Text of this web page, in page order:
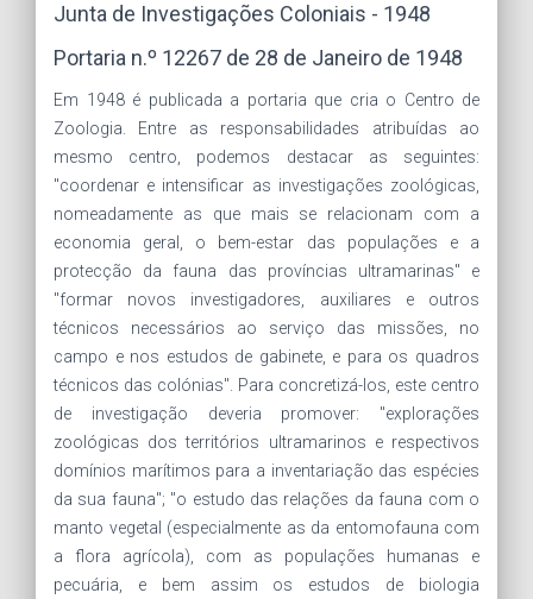
Junta de Investigações Coloniais - 1948
Portaria n.º 12267 de 28 de Janeiro de 1948
Em 1948 é publicada a portaria que cria o Centro de
Zoologia. Entre as responsabilidades atribuídas ao
mesmo centro, podemos destacar as seguintes:
"coordenar e intensificar as investigações zoológicas,
nomeadamente as que mais se relacionam com a
economia geral, o bem-estar das populações e a
protecção da fauna das províncias ultramarinas" e
"formar novos investigadores, auxiliares e outros
técnicos necessários ao serviço das missões, no
campo e nos estudos de gabinete, e para os quadros
técnicos das colónias". Para concretizá-los, este centro
de investigação deveria promover: "explorações
zoológicas dos territórios ultramarinos e respectivos
domínios marítimos para a inventariação das espécies
da sua fauna"; "o estudo das relações da fauna com o
manto vegetal (especialmente as da entomofauna com
a flora agrícola), com as populações humanas e
pecuária, e bem assim os estudos de biologia